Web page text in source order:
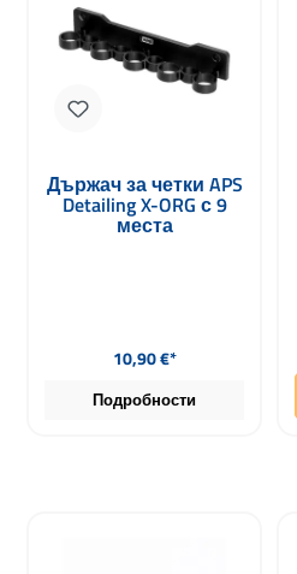
Държач за четки APS
Detailing X-ORG с 9
места
Редовна цена:
10,90 €*
Подробности